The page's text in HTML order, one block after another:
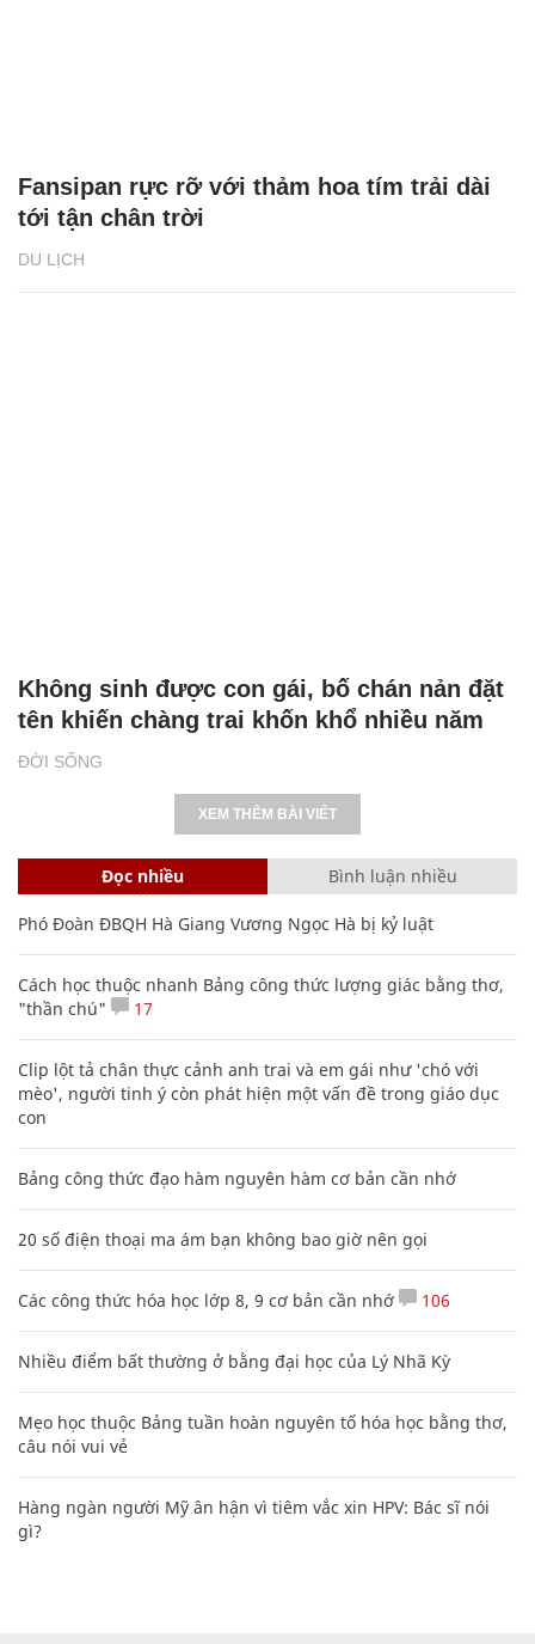
DU LỊCH
Fansipan rực rỡ với thảm hoa tím trải dài
tới tận chân trời
ĐỜI SỐNG
Không sinh được con gái, bố chán nản đặt
tên khiến chàng trai khốn khổ nhiều năm
XEM THÊM BÀI VIẾT
Đọc nhiều Bình luận nhiều
Phó Đoàn ĐBQH Hà Giang Vương Ngọc Hà bị kỷ luật
Cách học thuộc nhanh Bảng công thức lượng giác bằng thơ,
"thần chú"
17
Clip lột tả chân thực cảnh anh trai và em gái như 'chó với
mèo', người tinh ý còn phát hiện một vấn đề trong giáo dục
con
Bảng công thức đạo hàm nguyên hàm cơ bản cần nhớ
20 số điện thoại ma ám bạn không bao giờ nên gọi
Các công thức hóa học lớp 8, 9 cơ bản cần nhớ 106
Nhiều điểm bất thường ở bằng đại học của Lý Nhã Kỳ
Mẹo học thuộc Bảng tuần hoàn nguyên tố hóa học bằng thơ,
câu nói vui vẻ
Hàng ngàn người Mỹ ân hận vì tiêm vắc xin HPV: Bác sĩ nói
gì?